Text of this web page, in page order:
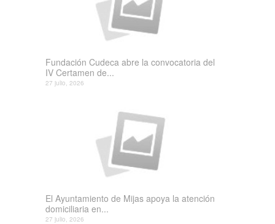
Fundación Cudeca abre la convocatoria del
IV Certamen de...
27 julio, 2026
El Ayuntamiento de Mijas apoya la atención
domiciliaria en...
27 julio, 2026